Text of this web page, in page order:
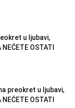
u ljubavi,
OSTATI
preokret u ljubavi,
OSTATI